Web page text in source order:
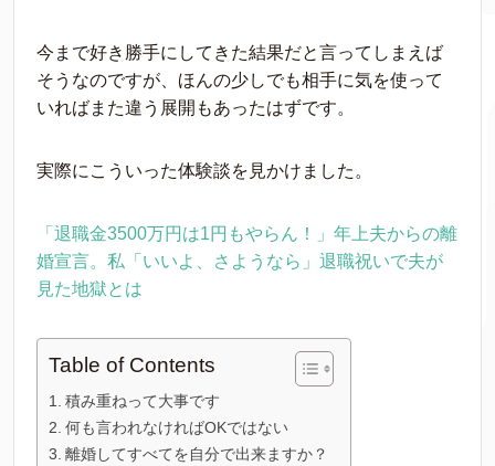
今まで好き勝手にしてきた結果だと言ってしまえば
そうなのですが、ほんの少しでも相手に気を使って
いればまた違う展開もあったはずです。
実際にこういった体験談を見かけました。
「退職金3500万円は1円もやらん！」年上夫からの離
婚宣言。私「いいよ、さようなら」退職祝いで夫が
見た地獄とは
Table of Contents
積み重ねって大事です
何も言われなければOKではない
離婚してすべてを自分で出来ますか？